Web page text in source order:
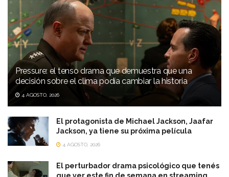
Pressure: el tenso drama que demuestra que una
decisión sobre el clima podía cambiar la historia
4 AGOSTO, 2026
El protagonista de Michael Jackson, Jaafar
Jackson, ya tiene su próxima película
4 AGOSTO, 2026
El perturbador drama psicológico que tenés
que ver este fin de semana en streaming